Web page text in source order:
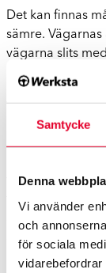
Samtycke
Denna
Vi använder
och
för sociala
vidarebefordrar
Det kan finnas
sämre.
vägarna slits
Förutom åldern
med lite snö är
vindrutor. Men
för sin del
stenmaterial
som längs med
På så sätt kan